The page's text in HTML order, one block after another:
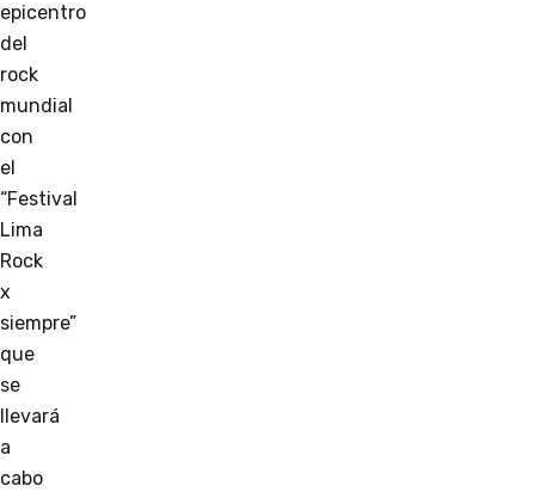
epicentro
del
rock
mundial
con
el
“Festival
Lima
Rock
x
siempre”
que
se
llevará
a
cabo